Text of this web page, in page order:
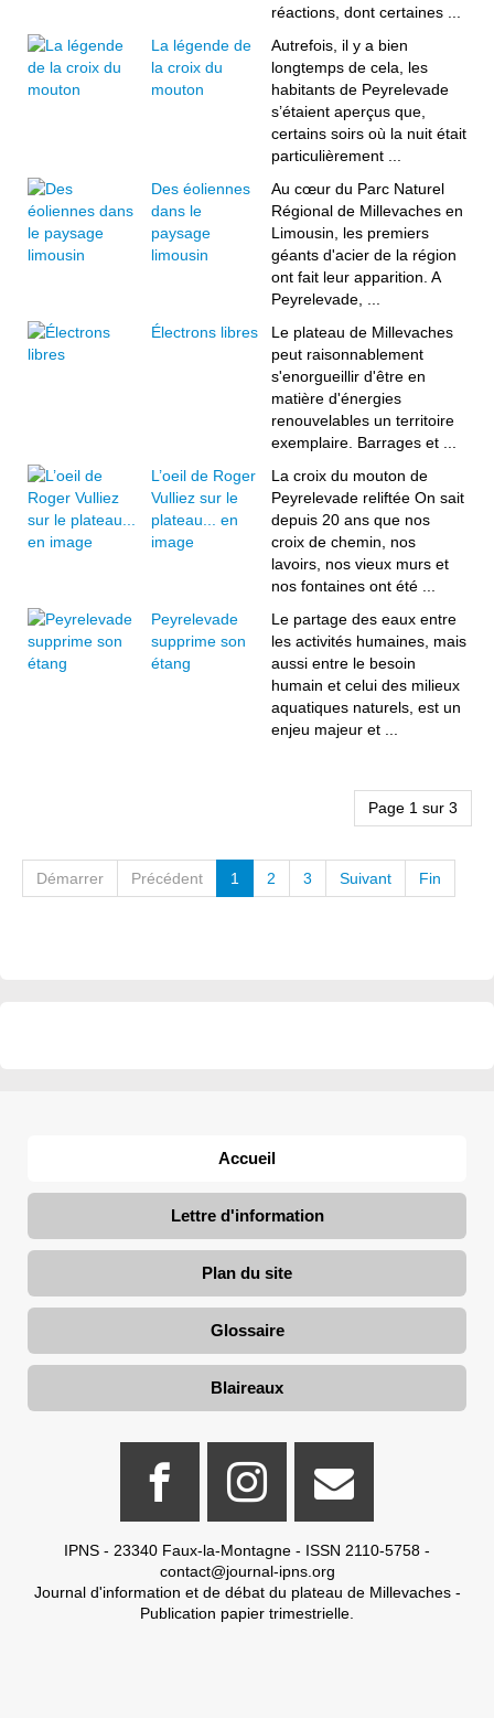
réactions, dont certaines ...
La légende de
la croix du
mouton
Autrefois, il y a bien
longtemps de cela, les
habitants de Peyrelevade
s’étaient aperçus que,
certains soirs où la nuit était
particulièrement ...
Des éoliennes
dans le
paysage
limousin
Au cœur du Parc Naturel
Régional de Millevaches en
Limousin, les premiers
géants d'acier de la région
ont fait leur apparition. A
Peyrelevade, ...
Électrons libres
Le plateau de Millevaches
peut raisonnablement
s'enorgueillir d'être en
matière d'énergies
renouvelables un territoire
exemplaire. Barrages et ...
L’oeil de Roger
Vulliez sur le
plateau... en
image
La croix du mouton de
Peyrelevade reliftée On sait
depuis 20 ans que nos
croix de chemin, nos
lavoirs, nos vieux murs et
nos fontaines ont été ...
Peyrelevade
supprime son
étang
Le partage des eaux entre
les activités humaines, mais
aussi entre le besoin
humain et celui des milieux
aquatiques naturels, est un
enjeu majeur et ...
Page 1 sur 3
Démarrer Précédent 1 2 3 Suivant Fin
Accueil
Lettre d'information
Plan du site
Glossaire
Blaireaux
IPNS - 23340 Faux-la-Montagne - ISSN 2110-5758 -
contact@journal-ipns.org
Journal d'information et de débat du plateau de Millevaches -
Publication papier trimestrielle.